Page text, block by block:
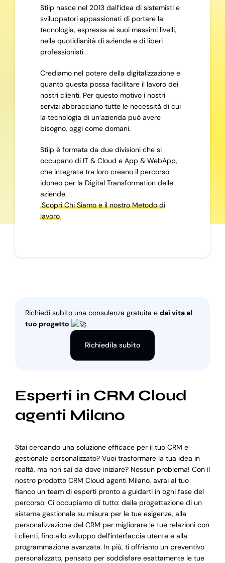
Stiip nasce nel 2013 dall’idea di sistemisti e
sviluppatori appassionati di portare la
tecnologia, espressa ai suoi massimi livelli,
nella quotidianità di aziende e di liberi
professionisti.
Crediamo nel potere della digitalizzazione e
quanto questa possa facilitare il lavoro dei
nostri clienti. Per questo motivo i nostri
servizi abbracciano tutte le necessità di cui
la tecnologia di un’azienda può avere
bisogno, oggi come domani.
Stiip è formata da due divisioni che si
occupano di IT & Cloud e App & WebApp,
che integrate tra loro creano il percorso
idoneo per la Digital Transformation delle
aziende.
Scopri Chi Siamo e il nostro Metodo di
lavoro
Richiedi subito una consulenza gratuita e dai vita al
tuo progetto
Richiedila subito
Esperti in CRM Cloud
agenti Milano
Stai cercando una soluzione efficace per il tuo CRM e
gestionale personalizzato? Vuoi trasformare la tua idea in
realtà, ma non sai da dove iniziare? Nessun problema! Con il
nostro prodotto CRM Cloud agenti Milano, avrai al tuo
fianco un team di esperti pronto a guidarti in ogni fase del
percorso. Ci occupiamo di tutto: dalla progettazione di un
sistema gestionale su misura per le tue esigenze, alla
personalizzazione del CRM per migliorare le tue relazioni con
i clienti, fino allo sviluppo dell’interfaccia utente e alla
programmazione avanzata. In più, ti offriamo un preventivo
personalizzato, pensato per soddisfare esattamente le tue